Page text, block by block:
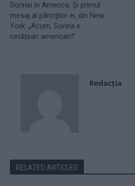
Sorinei în America. Și primul
mesaj al părinților ei, din New
York: „Acum, Sorina e
cetățean american!”
Redacţia
RELATED ARTICLES